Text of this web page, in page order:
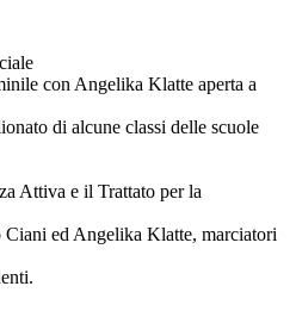
con Angelika Klatte aperta a
di alcune classi delle scuole
Attiva e il Trattato per la
Ciani ed Angelika Klatte, marciatori